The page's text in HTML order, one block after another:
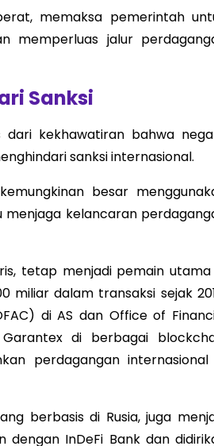
memaksa pemerintah
memperluas jalur
Sanksi
dari kekhawatiran bahwa
sanksi internasional.
besar
kelancaran
tetap menjadi pemain
miliar dalam transaksi sejak
di AS dan Office of
di berbagai
perdagangan internasional
berbasis di Rusia, juga
dengan InDeFi Bank dan